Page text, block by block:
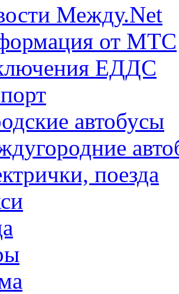
Между.Net
от МТС
ЕДДС
автобусы
поезда